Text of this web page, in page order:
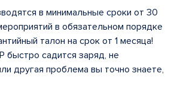
в минимальные сроки от 30
в обязательном порядке
талон на срок от 1 месяца!
быстро садится заряд, не
другая проблема вы точно знаете,